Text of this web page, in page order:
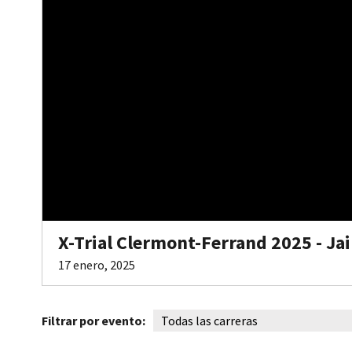
X-Trial Clermont-Ferrand 2025 -
17 enero, 2025
Filtrar por evento: